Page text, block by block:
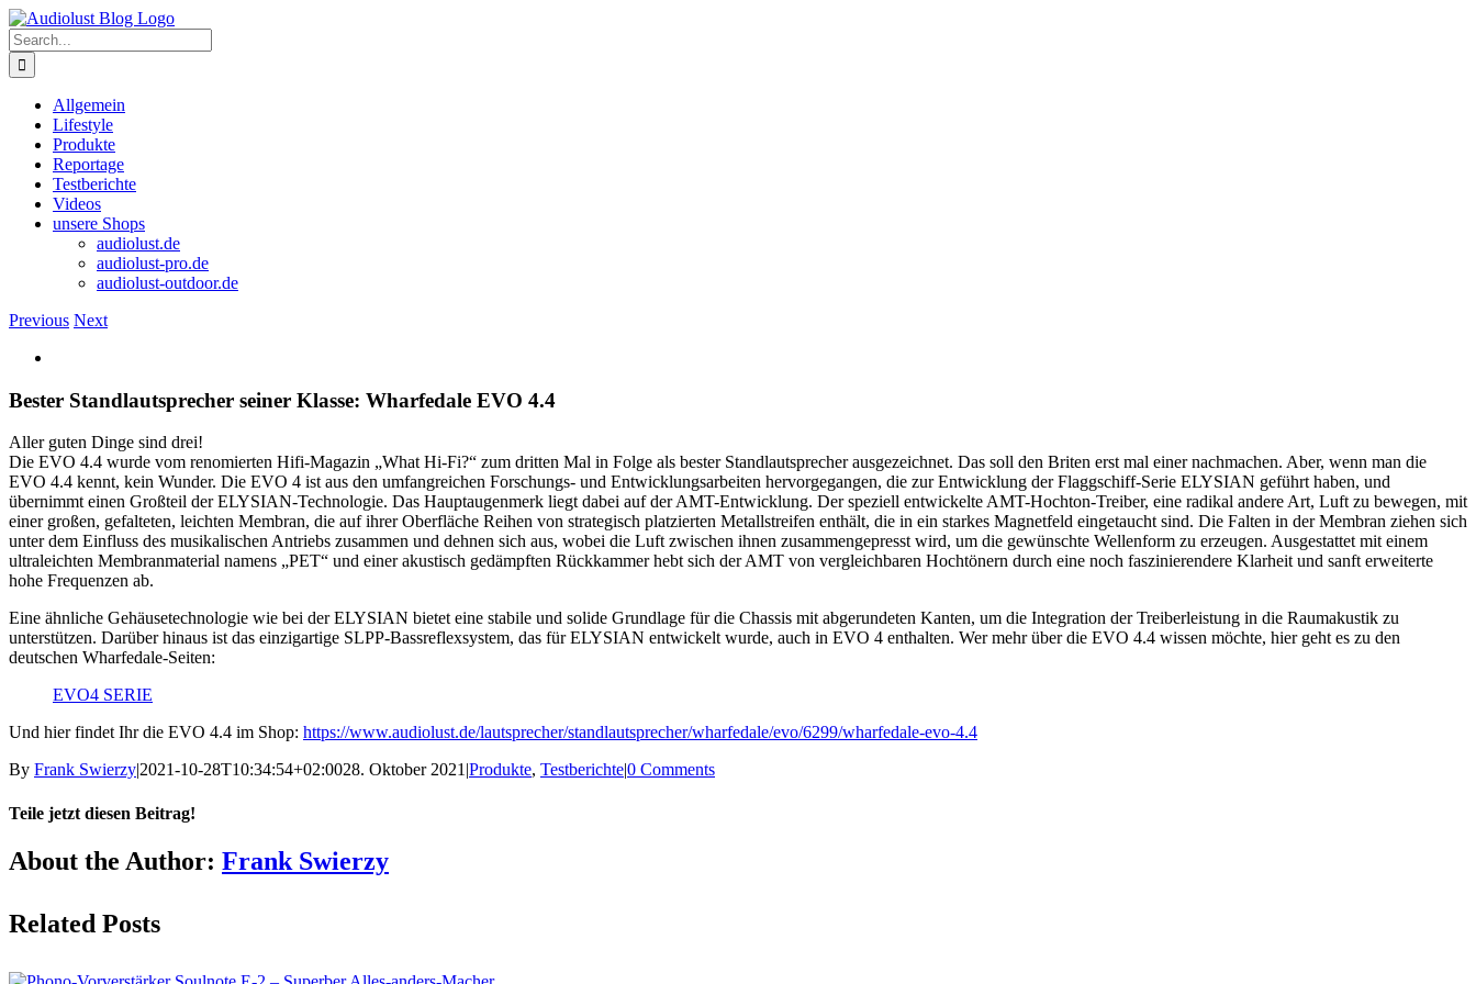
Skip
to
content
Search
for:
Allgemein
Lifestyle
Produkte
Reportage
Testberichte
Videos
unsere Shops
audiolust.de
audiolust-pro.de
audiolust-outdoor.de
Previous Next
Image
Bester Standlautsprecher seiner Klasse: Wharfedale EVO 4.4
Aller guten Dinge sind drei!
Die EVO 4.4 wurde vom renomierten Hifi-Magazin „What Hi-Fi?“ zum dritten Mal in Folge als bester Standlautsprecher ausgezeichnet. Das soll den Briten erst mal einer nachmachen. Aber, wenn man die
EVO 4.4 kennt, kein Wunder. Die EVO 4 ist aus den umfangreichen Forschungs- und Entwicklungsarbeiten hervorgegangen, die zur Entwicklung der Flaggschiff-Serie ELYSIAN geführt haben, und
übernimmt einen Großteil der ELYSIAN-Technologie. Das Hauptaugenmerk liegt dabei auf der AMT-Entwicklung. Der speziell entwickelte AMT-Hochton-Treiber, eine radikal andere Art, Luft zu bewegen, mit
einer großen, gefalteten, leichten Membran, die auf ihrer Oberfläche Reihen von strategisch platzierten Metallstreifen enthält, die in ein starkes Magnetfeld eingetaucht sind. Die Falten in der Membran ziehen sich
unter dem Einfluss des musikalischen Antriebs zusammen und dehnen sich aus, wobei die Luft zwischen ihnen zusammengepresst wird, um die gewünschte Wellenform zu erzeugen. Ausgestattet mit einem
ultraleichten Membranmaterial namens „PET“ und einer akustisch gedämpften Rückkammer hebt sich der AMT von vergleichbaren Hochtönern durch eine noch faszinierendere Klarheit und sanft erweiterte
hohe Frequenzen ab.
Eine ähnliche Gehäusetechnologie wie bei der ELYSIAN bietet eine stabile und solide Grundlage für die Chassis mit abgerundeten Kanten, um die Integration der Treiberleistung in die Raumakustik zu
unterstützen. Darüber hinaus ist das einzigartige SLPP-Bassreflexsystem, das für ELYSIAN entwickelt wurde, auch in EVO 4 enthalten. Wer mehr über die EVO 4.4 wissen möchte, hier geht es zu den
deutschen Wharfedale-Seiten:
EVO4 SERIE
Und hier findet Ihr die EVO 4.4 im Shop: https://www.audiolust.de/lautsprecher/standlautsprecher/wharfedale/evo/6299/wharfedale-evo-4.4
By Frank Swierzy|2021-10-28T10:34:54+02:0028. Oktober 2021|Produkte, Testberichte|0 Comments
Teile jetzt diesen Beitrag!
Facebook
X
Reddit
LinkedIn
Pinterest
Vk
About the Author: Frank Swierzy
Related Posts